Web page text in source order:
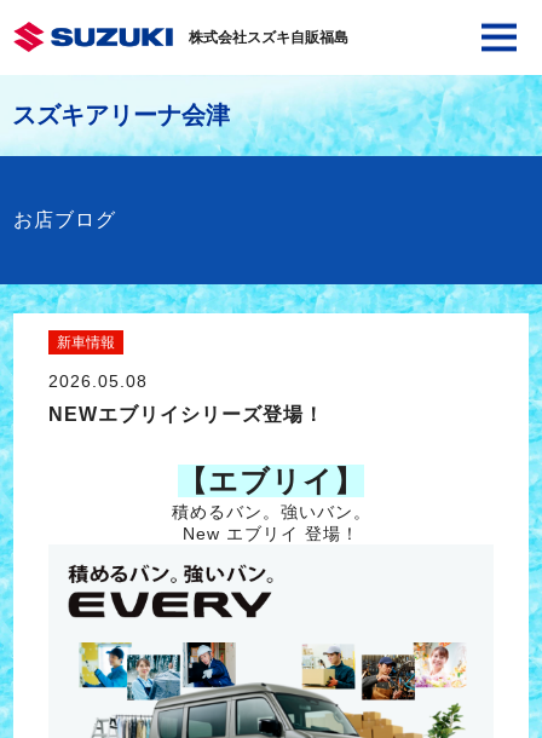
株式会社スズキ自販福島
スズキアリーナ会津
お店ブログ
新車情報
2026.05.08
NEWエブリイシリーズ登場！
【エブリイ】
積めるバン。強いバン。
New エブリイ 登場！